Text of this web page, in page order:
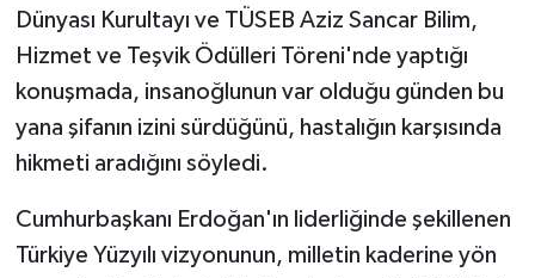
Dünyası Kurultayı ve TÜSEB Aziz Sancar Bilim,
Hizmet ve Teşvik Ödülleri Töreni'nde yaptığı
konuşmada, insanoğlunun var olduğu günden bu
yana şifanın izini sürdüğünü, hastalığın karşısında
hikmeti aradığını söyledi.
Cumhurbaşkanı Erdoğan'ın liderliğinde şekillenen
Türkiye Yüzyılı vizyonunun, milletin kaderine yön